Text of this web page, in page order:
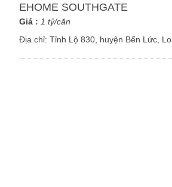
EHOME SOUTHGATE
Giá : 1 tỷ/căn
Địa chỉ:Tỉnh Lộ 830, huyện Bến Lức,